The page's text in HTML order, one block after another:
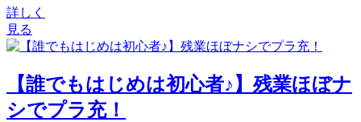
詳しく
見る
【誰でもはじめは初心者♪】残業ほぼナ
シでプラ充！